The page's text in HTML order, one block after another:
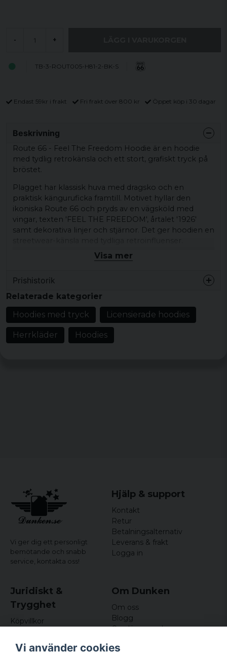
- +
TB-3-ROUT005-H81-2-BK-S
Endast 59kr i frakt Fri frakt över 800 kr Öppet köp i 30 dagar
Beskrivning
Route 66 - Feel The Freedom Hoodie är en hoodie
med tydlig retrokänsla och ett stort, grafiskt tryck på
bröstet.
Plagget har klassisk huva med dragsko och en
praktisk känguruficka framtill. Motivet hyllar den
ikoniska Route 66 och pryds av en vägsköld med
vingar, texten 'FEEL THE FREEDOM', årtalet '1926'
samt dekorativa linjer och stjärnor. Det ger hoodien en
Den här hoodien passar bra till jeans eller cargobyxor,
lager-stil vid lediga tillfällen.
Produkttyp:Hoodie
Motiv/tryck:Route 66 med vägsköld, vingar,
text och dekorativa detaljer
Mönster/motiv: Route 66 med vägsköld med
Visa mer
Prishistorik
Relaterade kategorier
Hoodies med tryck
Licensierade hoodies
Herrkläder Hoodies
Vi ger dig ett personligt
bemötande och snabb
service, kontakta oss!
Hjälp & support
Kontakt
Retur
Betalningsalternativ
Leverans & frakt
Logga in
Juridiskt &
Trygghet
Köpvillkor
Om cookies
Om Dunken
Om oss
Blogg
Omdömen och
Nyhetsbrev
Vi använder cookies